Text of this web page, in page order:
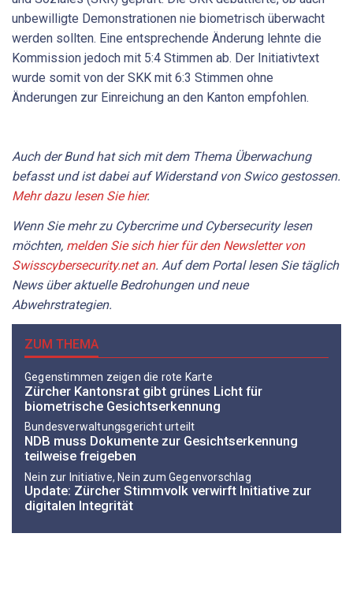
unbewilligte Demonstrationen nie biometrisch überwacht
werden sollten. Eine entsprechende Änderung lehnte die
Kommission jedoch mit 5:4 Stimmen ab. Der Initiativtext
wurde somit von der SKK mit 6:3 Stimmen ohne
Änderungen zur Einreichung an den Kanton empfohlen.
Auch der Bund hat sich mit dem Thema Überwachung
befasst und ist dabei auf Widerstand von Swico gestossen.
Mehr dazu lesen Sie hier.
Wenn Sie mehr zu Cybercrime und Cybersecurity lesen
möchten, melden Sie sich hier für den Newsletter von
Swisscybersecurity.net an. Auf dem Portal lesen Sie täglich
News über aktuelle Bedrohungen und neue
Abwehrstrategien.
ZUM THEMA
Gegenstimmen zeigen die rote Karte
Zürcher Kantonsrat gibt grünes Licht für
biometrische Gesichtserkennung
Bundesverwaltungsgericht urteilt
NDB muss Dokumente zur Gesichtserkennung
teilweise freigeben
Nein zur Initiative, Nein zum Gegenvorschlag
Update: Zürcher Stimmvolk verwirft Initiative zur
digitalen Integrität